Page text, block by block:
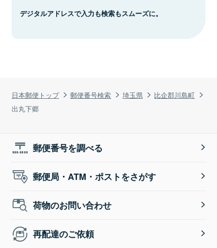
日本郵便トップ 郵便番号検索 埼玉県
比企郡川島町
出丸下郷
デジタルアドレスで入力も検索もスムーズに。
郵便番号を調べる
郵便局・ATM・ポストをさがす
荷物のお問い合わせ
再配達のご依頼